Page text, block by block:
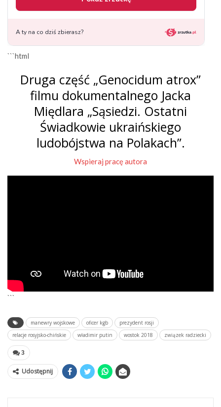
```html
Druga część „Genocidum atrox”
filmu dokumentalnego Jacka
Międlara „Sąsiedzi. Ostatni
Świadkowie ukraińskiego
ludobójstwa na Polakach”.
Wspieraj pracę autora
```
manewry wojskowe oficer kgb
prezydent rosji
relacje rosyjsko-chińskie
władimir putin wostok 2018 związek radziecki
3
Udostępnij